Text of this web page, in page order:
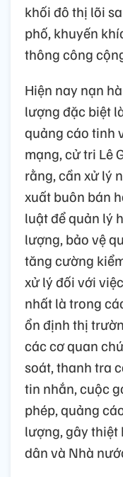
khối đô thị lõi
phố, khuyến
thông công
Hiện nay nạn
lượng đặc biệt
quảng cáo tinh
mạng, cử tri Lê
rằng, cần xử lý
xuất buôn bán
luật để quản lý
lượng, bảo vệ
tăng cường
xử lý đối với
nhất là trong
ổn định thị
các cơ quan
soát, thanh tra
tin nhắn, cuộc
phép, quảng
lượng, gây thiệt
dân và Nhà